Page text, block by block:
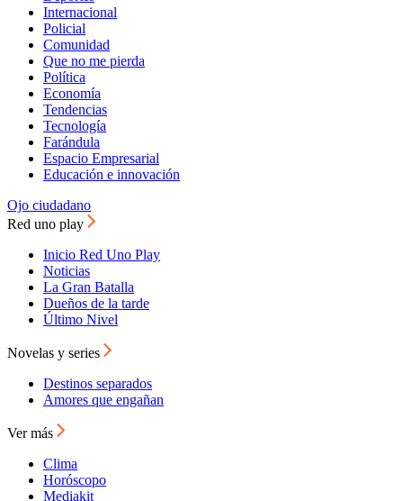
Internacional
Policial
Comunidad
Que no me pierda
Política
Economía
Tendencias
Tecnología
Farándula
Espacio Empresarial
Educación e innovación
Ojo ciudadano
Red uno play
Inicio Red Uno Play
Noticias
La Gran Batalla
Dueños de la tarde
Último Nivel
Novelas y series
Destinos separados
Amores que engañan
Ver más
Clima
Horóscopo
Mediakit